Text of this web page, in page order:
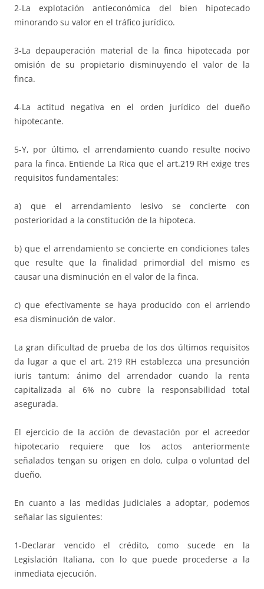
2-La explotación antieconómica del bien hipotecado
minorando su valor en el tráfico jurídico.
3-La depauperación material de la finca hipotecada por
omisión de su propietario disminuyendo el valor de la
finca.
4-La actitud negativa en el orden jurídico del dueño
hipotecante.
5-Y, por último, el arrendamiento cuando resulte nocivo
para la finca. Entiende La Rica que el art.219 RH exige tres
requisitos fundamentales:
a) que el arrendamiento lesivo se concierte con
posterioridad a la constitución de la hipoteca.
b) que el arrendamiento se concierte en condiciones tales
que resulte que la finalidad primordial del mismo es
causar una disminución en el valor de la finca.
c) que efectivamente se haya producido con el arriendo
esa disminución de valor.
La gran dificultad de prueba de los dos últimos requisitos
da lugar a que el art. 219 RH establezca una presunción
iuris tantum: ánimo del arrendador cuando la renta
capitalizada al 6% no cubre la responsabilidad total
asegurada.
El ejercicio de la acción de devastación por el acreedor
hipotecario requiere que los actos anteriormente
señalados tengan su origen en dolo, culpa o voluntad del
dueño.
En cuanto a las medidas judiciales a adoptar, podemos
señalar las siguientes:
1-Declarar vencido el crédito, como sucede en la
Legislación Italiana, con lo que puede procederse a la
inmediata ejecución.